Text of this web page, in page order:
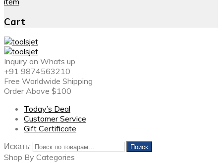
Cart
Inquiry on Whats up
+91 9874563210
Free Worldwide Shipping
Order Above $100
Today’s Deal
Customer Service
Gift Certificate
Искать:
Поиск
Shop By Categories